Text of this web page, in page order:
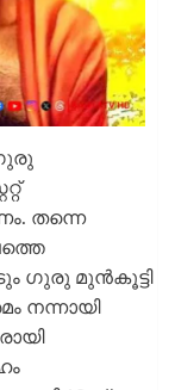
തന്നെ
ഗുരു മുൻകൂട്ടി
നന്നായി